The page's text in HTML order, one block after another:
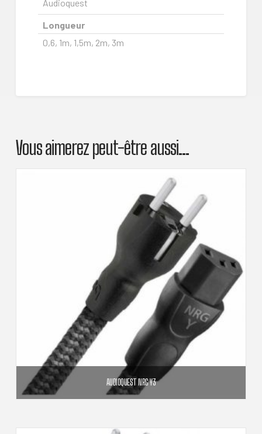
Audioquest
Longueur
0,6, 1m, 1,5m, 2m, 3m
Vous aimerez peut-être aussi…
AUDIOQUEST NRG Y3
179,00€
CHOIX DES OPTIONS